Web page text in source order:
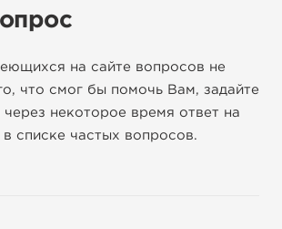
на сайте вопросов не
что смог бы помочь Вам, задайте
некоторое время ответ на
в списке частых вопросов.